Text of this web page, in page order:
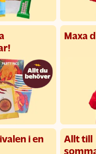
Maxa
i en
Allt till